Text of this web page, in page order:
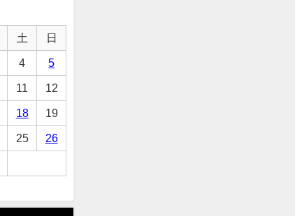
土 日
4 5
11 12
18 19
25 26